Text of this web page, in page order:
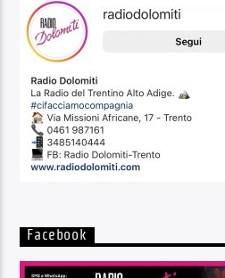
Facebook